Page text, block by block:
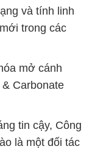
và tính linh
trong các
mở cánh
Carbonate
tin cậy, Công
là một đối tác